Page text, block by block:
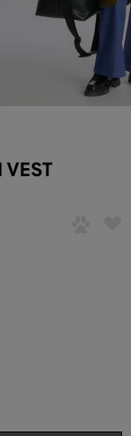
VEST